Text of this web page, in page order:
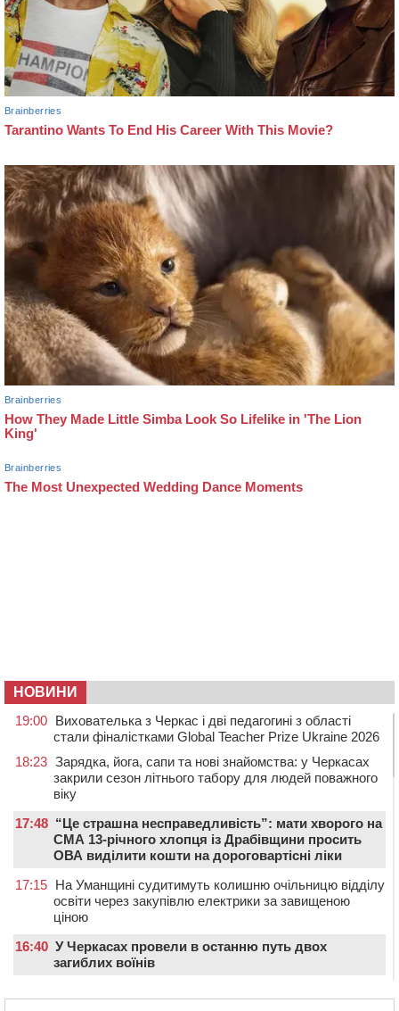
НОВИНИ
19:00 Вихователька з Черкас і дві педагогині з області
стали фіналістками Global Teacher Prize Ukraine 2026
18:23 Зарядка, йога, сапи та нові знайомства: у Черкасах
закрили сезон літнього табору для людей поважного
віку
17:48 “Це страшна несправедливість”: мати хворого на
СМА 13-річного хлопця із Драбівщини просить
ОВА виділити кошти на дороговартісні ліки
17:15 На Уманщині судитимуть колишню очільницю відділу
освіти через закупівлю електрики за завищеною
ціною
16:40 У Черкасах провели в останню путь двох
загиблих воїнів
розмітку біля навчальних закладів (ФОТОФАКТ)